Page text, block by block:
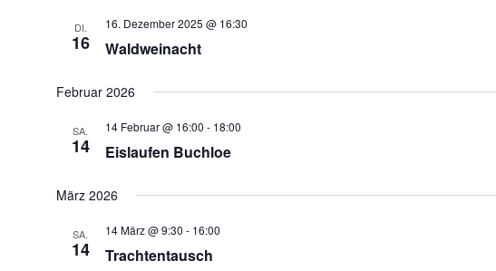
DI.
16
16. Dezember 2025 @ 16:30
Waldweinacht
Februar 2026
SA.
14
14 Februar @ 16:00 - 18:00
Eislaufen Buchloe
März 2026
SA.
14
14 März @ 9:30 - 16:00
Trachtentausch